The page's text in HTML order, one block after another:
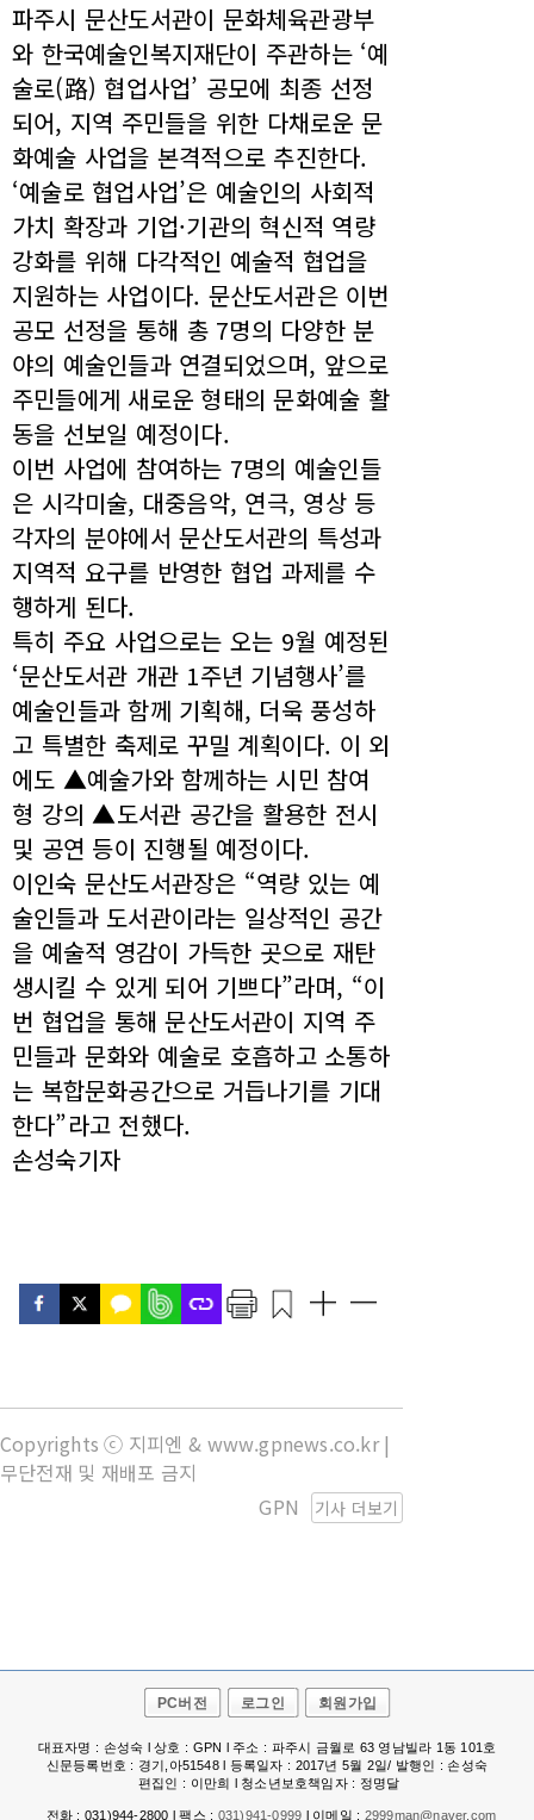
파주시 문산도서관이 문화체육관광부
와 한국예술인복지재단이 주관하는 ‘예
술로(路) 협업사업’ 공모에 최종 선정
되어, 지역 주민들을 위한 다채로운 문
화예술 사업을 본격적으로 추진한다.
‘예술로 협업사업’은 예술인의 사회적
가치 확장과 기업·기관의 혁신적 역량
강화를 위해 다각적인 예술적 협업을
지원하는 사업이다. 문산도서관은 이번
공모 선정을 통해 총 7명의 다양한 분
야의 예술인들과 연결되었으며, 앞으로
주민들에게 새로운 형태의 문화예술 활
동을 선보일 예정이다.
이번 사업에 참여하는 7명의 예술인들
은 시각미술, 대중음악, 연극, 영상 등
각자의 분야에서 문산도서관의 특성과
지역적 요구를 반영한 협업 과제를 수
행하게 된다.
특히 주요 사업으로는 오는 9월 예정된
‘문산도서관 개관 1주년 기념행사’를
예술인들과 함께 기획해, 더욱 풍성하
고 특별한 축제로 꾸밀 계획이다. 이 외
에도 ▲예술가와 함께하는 시민 참여
형 강의 ▲도서관 공간을 활용한 전시
및 공연 등이 진행될 예정이다.
이인숙 문산도서관장은 “역량 있는 예
술인들과 도서관이라는 일상적인 공간
을 예술적 영감이 가득한 곳으로 재탄
생시킬 수 있게 되어 기쁘다”라며, “이
번 협업을 통해 문산도서관이 지역 주
민들과 문화와 예술로 호흡하고 소통하
는 복합문화공간으로 거듭나기를 기대
한다”라고 전했다.
손성숙기자
Copyrights ⓒ 지피엔 & www.gpnews.co.kr |
무단전재 및 재배포 금지
기사 더보기
GPN
PC버전 로그인 회원가입
대표자명 : 손성숙 l 상호 : GPN l 주소 : 파주시 금월로 63 영남빌라 1동 101호
신문등록번호 : 경기,아51548 l 등록일자 : 2017년 5월 2일/ 발행인 : 손성숙
편집인 : 이만희 l 청소년보호책임자 : 정명달
전화 : 031)944-2800 l 팩스 : 031)941-0999 l 이메일 : 2999man@naver.com